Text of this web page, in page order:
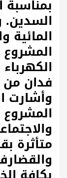
بمناسبة
السدين.
المائية
فدان من
وأشارت
المشروع
متأثرة